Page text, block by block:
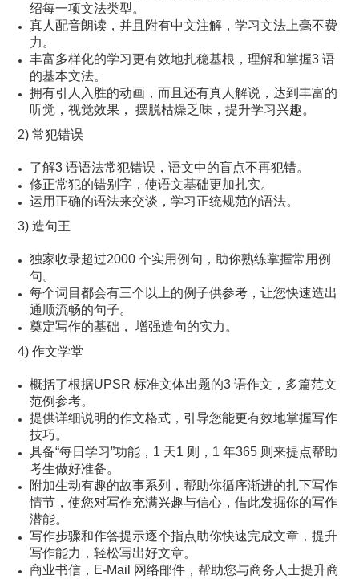
绍每一项文法类型。
真人配音朗读，并且附有中文注解，学习文法上毫不费
力。
丰富多样化的学习更有效地扎稳基根，理解和掌握3 语
的基本文法。
拥有引人入胜的动画，而且还有真人解说，达到丰富的
听觉，视觉效果， 摆脱枯燥乏味，提升学习兴趣。
2) 常犯错误
了解3 语语法常犯错误，语文中的盲点不再犯错。
修正常犯的错别字，使语文基础更加扎实。
运用正确的语法来交谈，学习正统规范的语法。
3) 造句王
独家收录超过2000 个实用例句，助你熟练掌握常用例
句。
每个词目都会有三个以上的例子供参考，让您快速造出
通顺流畅的句子。
奠定写作的基础， 增强造句的实力。
4) 作文学堂
概括了根据UPSR 标准文体出题的3 语作文，多篇范文
范例参考。
提供详细说明的作文格式，引导您能更有效地掌握写作
技巧。
具备“每日学习”功能，1 天1 则，1 年365 则来提点帮助
考生做好准备。
附加生动有趣的故事系列，帮助你循序渐进的扎下写作
情节，使您对写作充满兴趣与信心，借此发掘你的写作
潜能。
写作步骤和作答提示逐个指点助你快速完成文章，提升
写作能力，轻松写出好文章。
商业书信，E-Mail 网络邮件，帮助您与商务人士提升商